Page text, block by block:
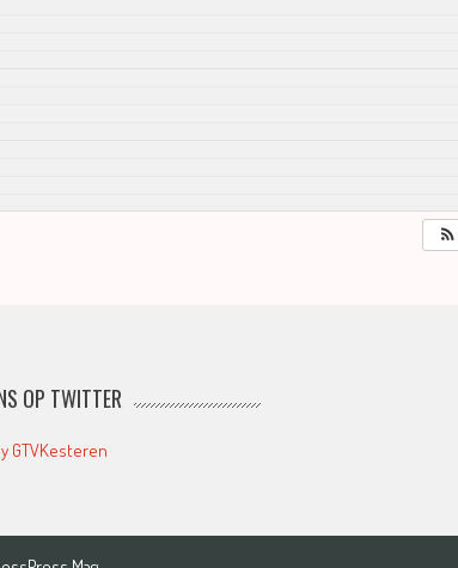
OP TWITTER
GTVKesteren